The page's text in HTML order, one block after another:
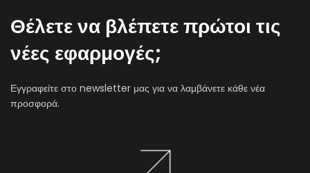
Θέλετε να βλέπετε πρώτοι τις
νέες εφαρμογές;
Εγγραφείτε στο newsletter μας για να λαμβάνετε κάθε νέα
προσφορά.